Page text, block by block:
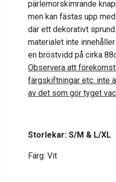
pärlemorskimrande
men kan fästas upp
där ett dekorativt
materialet inte
en bröstvidd på cirka
Observera att
färgskiftningar etc. inte
av det som gör tyget
Storlekar: S/M & L/XL
Färg: Vit